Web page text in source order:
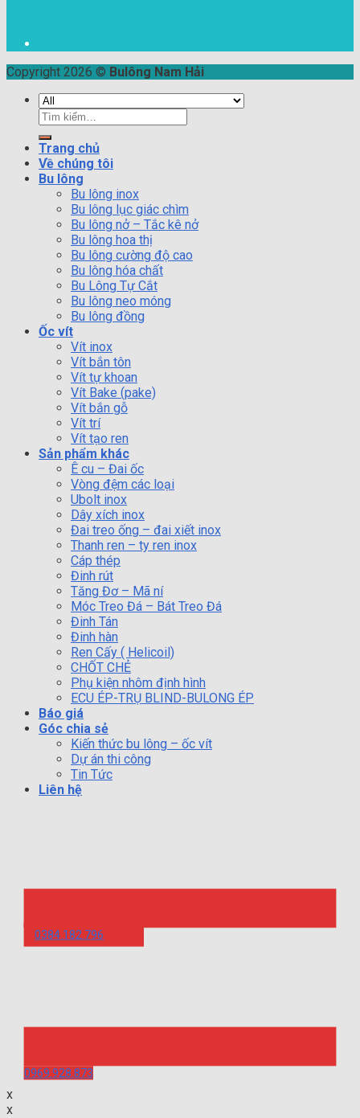
Copyright 2026 © Bulông Nam Hải
Tìm
kiếm:
Trang chủ
Về chúng tôi
Bu lông
Bu lông inox
Bu lông lục giác chìm
Bu lông nở – Tắc kê nở
Bu lông hoa thị
Bu lông cường độ cao
Bu lông hóa chất
Bu Lông Tự Cắt
Bu lông neo móng
Bu lông đồng
Ốc vít
Vít inox
Vít bắn tôn
Vít tự khoan
Vít Bake (pake)
Vít bắn gỗ
Vít trí
Vít tạo ren
Sản phẩm khác
Ê cu – Đai ốc
Vòng đệm các loại
Ubolt inox
Dây xích inox
Đai treo ống – đai xiết inox
Thanh ren – ty ren inox
Cáp thép
Đinh rút
Tăng Đơ – Mã ní
Móc Treo Đá – Bát Treo Đá
Đinh Tán
Đinh hàn
Ren Cấy ( Helicoil)
CHỐT CHẺ
Phụ kiện nhôm định hình
ECU ÉP-TRỤ BLIND-BULONG ÉP
Báo giá
Góc chia sẻ
Kiến thức bu lông – ốc vít
Dự án thi công
Tin Tức
Liên hệ
0384.182.796
0969.928.873
x
x